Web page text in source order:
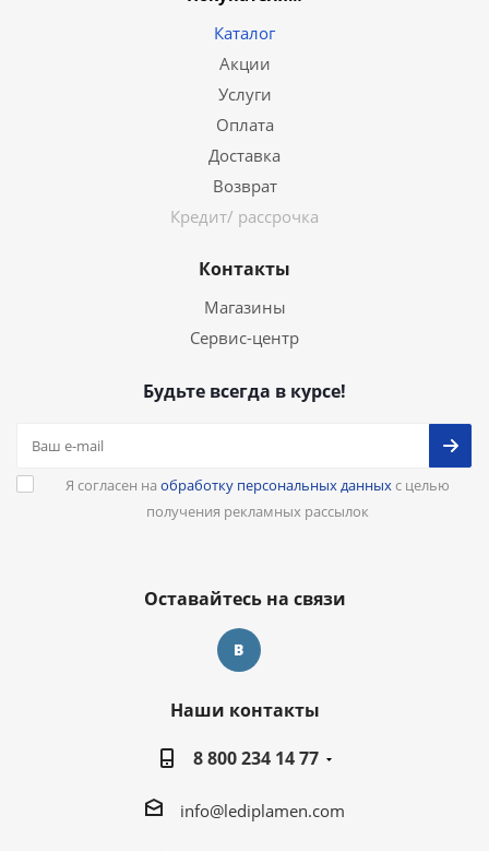
Каталог
Акции
Услуги
Оплата
Доставка
Возврат
Кредит/ рассрочка
Контакты
Магазины
Сервис-центр
Будьте всегда в курсе!
Я согласен на обработку персональных данныхс целью
получения рекламных рассылок
Оставайтесь на связи
Наши контакты
8 800 234 14 77
info@lediplamen.com